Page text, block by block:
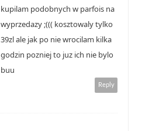
kupilam podobnych w parfois na
wyprzedazy ;((( kosztowaly tylko
39zl ale jak po nie wrocilam kilka
godzin pozniej to juz ich nie bylo
buu
Reply